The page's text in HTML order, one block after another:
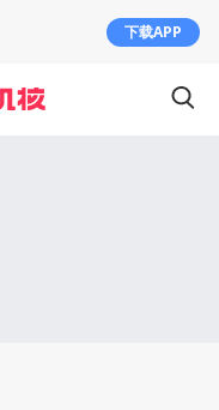
下载APP